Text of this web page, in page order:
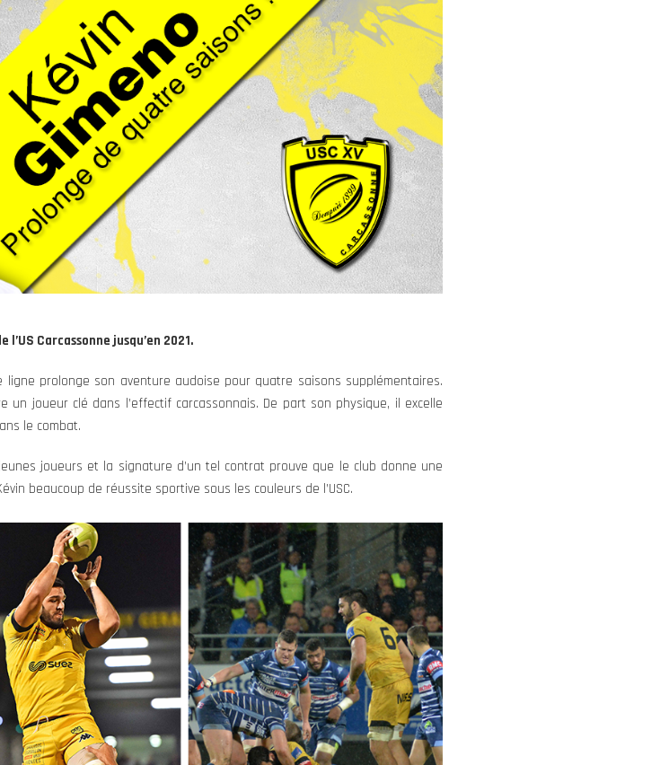
Carcassonne jusqu’en 2021.
prolonge son aventure audoise pour quatre saisons supplémentaires.
un joueur clé dans l’effectif carcassonnais. De part son physique, il excelle
le combat.
joueurs et la signature d’un tel contrat prouve que le club donne une
beaucoup de réussite sportive sous les couleurs de l’USC.